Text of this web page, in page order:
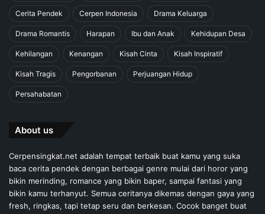
Cerita Pendek Cerpen Indonesia Drama Keluarga
Drama Romantis Harapan Ibu dan Anak Kehidupan Desa
Kehilangan Kenangan Kisah Cinta Kisah Inspiratif
Kisah Tragis Pengorbanan Perjuangan Hidup
Persahabatan
About us
Cerpensingkat.net adalah tempat terbaik buat kamu yang suka
baca cerita pendek dengan berbagai genre mulai dari horor yang
bikin merinding, romance yang bikin baper, sampai fantasi yang
bikin kamu terhanyut. Semua ceritanya dikemas dengan gaya yang
fresh, ringkas, tapi tetap seru dan berkesan. Cocok banget buat